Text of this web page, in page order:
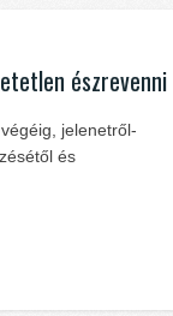
észrevenni
jelenetről-
és